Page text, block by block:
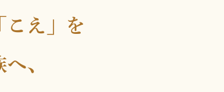
こえ」を
、